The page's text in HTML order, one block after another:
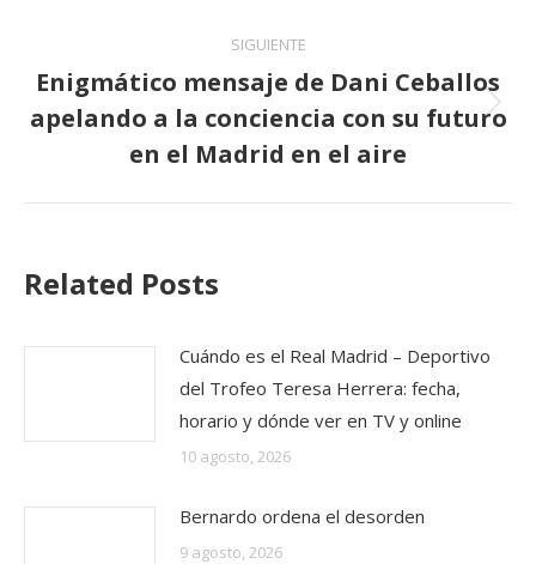
SIGUIENTE
Publicación
siguiente:
Enigmático mensaje de Dani Ceballos
apelando a la conciencia con su futuro
en el Madrid en el aire
Related Posts
Cuándo es el Real Madrid – Deportivo
del Trofeo Teresa Herrera: fecha,
horario y dónde ver en TV y online
10 agosto, 2026
Bernardo ordena el desorden
9 agosto, 2026